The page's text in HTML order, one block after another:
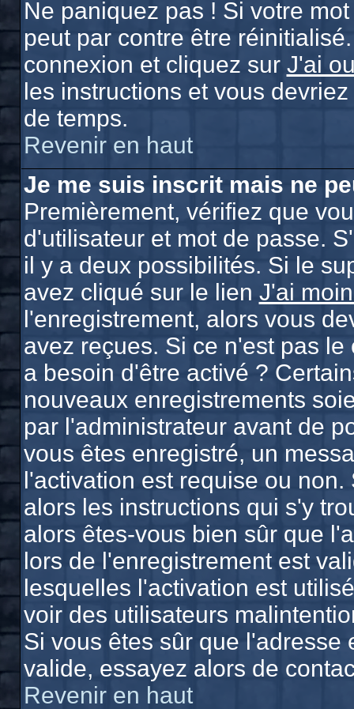
Ne paniquez pas ! Si votre
peut par contre être
connexion et cliquez sur J'ai
les instructions et vous
de temps.
Revenir en haut
Je me suis inscrit mais ne
Premièrement, vérifiez que
d'utilisateur et mot de passe.
il y a deux possibilités. Si le
avez cliqué sur le lien J'ai
l'enregistrement, alors vous
avez reçues. Si ce n'est pas
a besoin d'être activé ?
nouveaux enregistrements
par l'administrateur avant de
vous êtes enregistré, un
l'activation est requise ou
alors les instructions qui s'y
alors êtes-vous bien sûr que
lors de l'enregistrement est
lesquelles l'activation est
voir des utilisateurs
Si vous êtes sûr que l'adresse
valide, essayez alors de
Revenir en haut